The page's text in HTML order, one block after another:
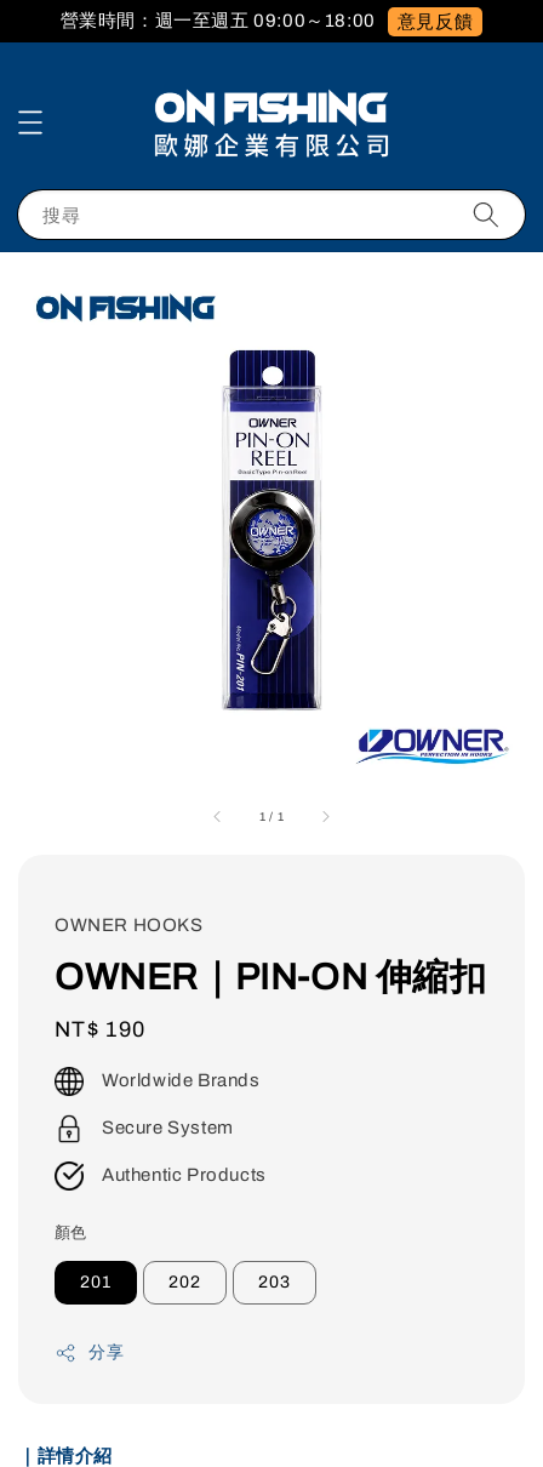
營業時間：週一至週五 09:00～18:00 意見反饋
搜尋
1 / 1
OWNER HOOKS
OWNER｜PIN-ON 伸縮扣
Regular
price
NT$ 190
Worldwide Brands
Secure System
Authentic Products
顏色
201 202 203
分享
｜詳情介紹